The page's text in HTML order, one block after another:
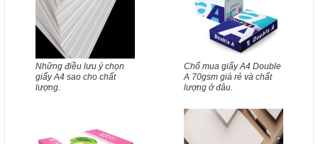
Những điều lưu ý chọn
giấy A4 sao cho chất
lượng.
Chổ mua giấy A4 Double
A 70gsm giá rẻ và chất
lượng ở đâu.